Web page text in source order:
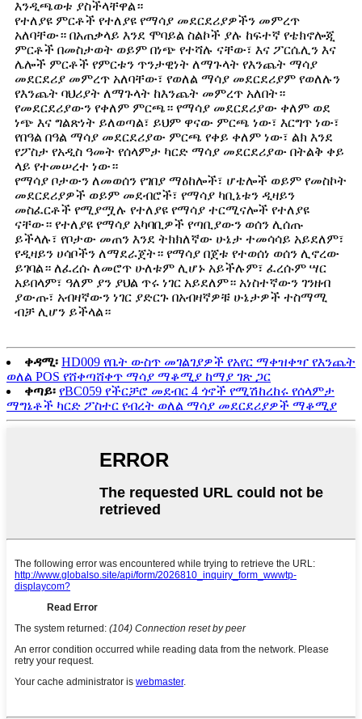
እንዲጫወቱ ያስችላቸዋል።
የተለያዩ ምርቶች የተለያዩ የማሳያ መደርደሪያዎችን መምረጥ
አለባቸው። በአጠቃላይ እንደ ሞባይል ስልኮች ያሉ ከፍተኛ የቴክኖሎጂ
ምርቶች በመስታወት ወይም በነጭ የተሻሉ ናቸው፣ እና ፖርሴሊን እና
ሌሎች ምርቶች የምርቱን ጥንታዊነት ለማጉላት የእንጨት ማሳያ
መደርደሪያ መምረጥ አለባቸው፣ የወለል ማሳያ መደርደሪያም የወለሉን
የእንጨት ባህሪያት ለማጉላት ከእንጨት መምረጥ አለበት።
የመደርደሪያውን የቀለም ምርጫ። የማሳያ መደርደሪያው ቀለም ወደ
ነጭ እና ግልጽነት ይለወጣል፣ ይህም ዋናው ምርጫ ነው፣ እርግጥ ነው፣
የበዓል በዓል ማሳያ መደርደሪያው ምርጫ የቀይ ቀለም ነው፣ ልክ እንደ
የፖስታ የአዲስ ዓመት የሰላምታ ካርድ ማሳያ መደርደሪያው በትልቅ ቀይ
ላይ የተመሠረተ ነው።
የማሳያ ቦታውን ለመወሰን የገበያ ማዕከሎች፣ ሆቴሎች ወይም የመስኮት
መደርደሪያዎች ወይም መደብሮች፣ የማሳያ ካቢኔቱን ዲዛይን
መስፈርቶች የሚያሟሉ የተለያዩ የማሳያ ተርሚናሎች የተለያዩ
ናቸው። የተለያዩ የማሳያ አካባቢዎች የጣቢያውን ወሰን ሊሰጡ
ይችላሉ፣ የቦታው መጠን እንደ ትክክለኛው ሁኔታ ተመሳሳይ አይደለም፣
የዲዛይን ሀሳቦችን ለማደራጀት። የማሳያ በጀቱ የተወሰነ ወሰን ሊኖረው
ይገባል። ለፈረሱ ለመሮጥ ሁለቱም ሊሆኑ አይችሉም፣ ፈረሱም ሣር
አይበላም፣ ዓለም ያን ያህል ጥሩ ነገር አይደለም። አነስተኛውን ገንዘብ
ያውጡ፣ አብዛኛውን ነገር ያድርጉ በአብዛኛዎቹ ሁኔታዎች ተስማሚ
ብቻ ሊሆን ይችላል።
ቀዳሚ፡ HD009 የቤት ውስጥ መገልገያዎች የአየር ማቀዝቀዣ የእንጨት
ወለል POS የሸቀጣሸቀጥ ማሳያ ማቆሚያ ከማያ ገጽ ጋር
ቀጣይ፡ የBC059 የችርቻሮ መደብር 4 ጎኖች የሚሽከረከሩ የሰላምታ
ማግኔቶች ካርድ ፖስተር የብረት ወለል ማሳያ መደርደሪያዎች ማቆሚያ